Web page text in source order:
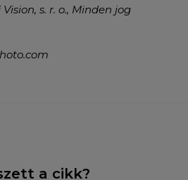
s. r. o., Minden jog
a cikk?